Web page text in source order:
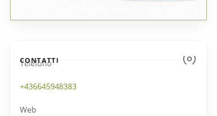
CONTATTI
Telefono
+436645948383
Web